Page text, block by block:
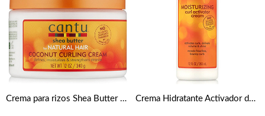
Crema para rizos Shea Butter Coconut 340g de Cantu Crema Hidratante Activador de Rizos de 355 ml de Cantu